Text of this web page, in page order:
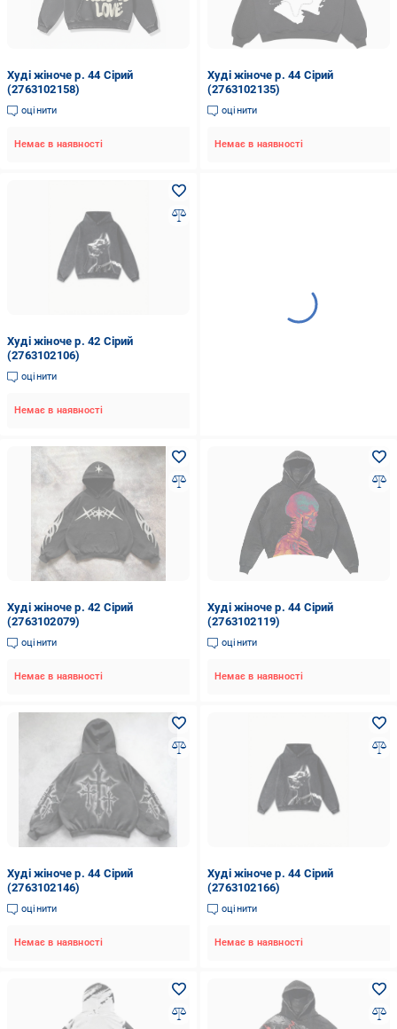
Худі жіноче р. 44 Сірий
(2763102158)
оцінити
Немає в наявності
Худі жіноче р. 44 Сірий
(2763102135)
оцінити
Немає в наявності
Худі жіноче р. 42 Сірий
(2763102106)
оцінити
Немає в наявності
Худі жіноче р. 42 Сірий
(2763102079)
оцінити
Немає в наявності
Худі жіноче р. 44 Сірий
(2763102119)
оцінити
Немає в наявності
Худі жіноче р. 44 Сірий
(2763102146)
оцінити
Немає в наявності
Худі жіноче р. 44 Сірий
(2763102166)
оцінити
Немає в наявності